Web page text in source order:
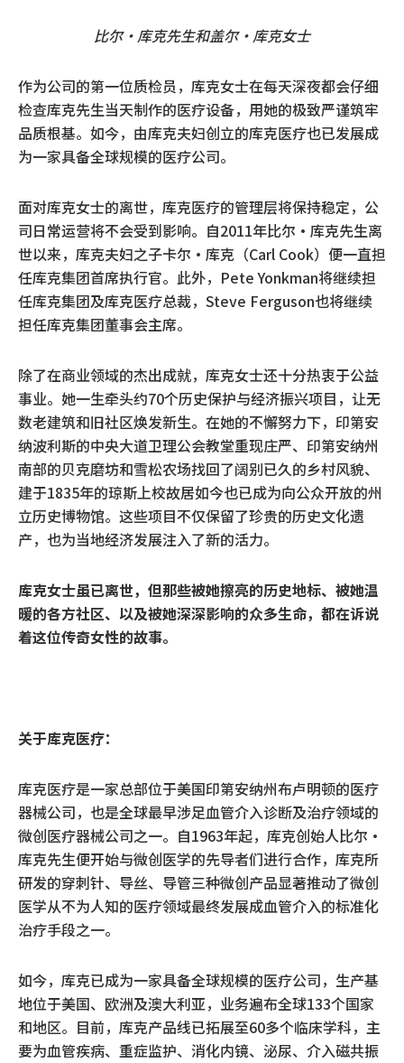
比尔·库克先生和盖尔·库克女士
作为公司的第一位质检员，库克女士在每天深夜都会仔细
检查库克先生当天制作的医疗设备，用她的极致严谨筑牢
品质根基。如今，由库克夫妇创立的库克医疗也已发展成
为一家具备全球规模的医疗公司。
面对库克女士的离世，库克医疗的管理层将保持稳定，公
司日常运营将不会受到影响。自2011年比尔·库克先生离
世以来，库克夫妇之子卡尔·库克（Carl Cook）便一直担
任库克集团首席执行官。此外，Pete Yonkman将继续担
任库克集团及库克医疗总裁，Steve Ferguson也将继续
担任库克集团董事会主席。
除了在商业领域的杰出成就，库克女士还十分热衷于公益
事业。她一生牵头约70个历史保护与经济振兴项目，让无
数老建筑和旧社区焕发新生。在她的不懈努力下，印第安
纳波利斯的中央大道卫理公会教堂重现庄严、印第安纳州
南部的贝克磨坊和雪松农场找回了阔别已久的乡村风貌、
建于1835年的琼斯上校故居如今也已成为向公众开放的州
立历史博物馆。这些项目不仅保留了珍贵的历史文化遗
产，也为当地经济发展注入了新的活力。
库克女士虽已离世，但那些被她擦亮的历史地标、被她温
暖的各方社区、以及被她深深影响的众多生命，都在诉说
着这位传奇女性的故事。
关于库克医疗：
库克医疗是一家总部位于美国印第安纳州布卢明顿的医疗
器械公司，也是全球最早涉足血管介入诊断及治疗领域的
微创医疗器械公司之一。自1963年起，库克创始人比尔·
库克先生便开始与微创医学的先导者们进行合作，库克所
研发的穿刺针、导丝、导管三种微创产品显著推动了微创
医学从不为人知的医疗领域最终发展成血管介入的标准化
治疗手段之一。
如今，库克已成为一家具备全球规模的医疗公司，生产基
地位于美国、欧洲及澳大利亚，业务遍布全球133个国家
和地区。目前，库克产品线已拓展至60多个临床学科，主
要为血管疾病、重症监护、消化内镜、泌尿、介入磁共振